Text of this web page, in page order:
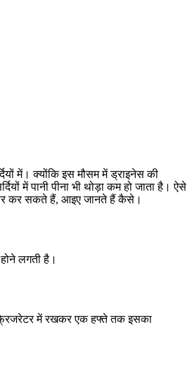
में। क्योंकि इस मौसम में ड्राइनेस की
में पानी पीना भी थोड़ा कम हो जाता है। ऐसे
कर सकते हैं, आइए जानते हैं कैसे।
लगती है।
में रखकर एक हफ्ते तक इसका